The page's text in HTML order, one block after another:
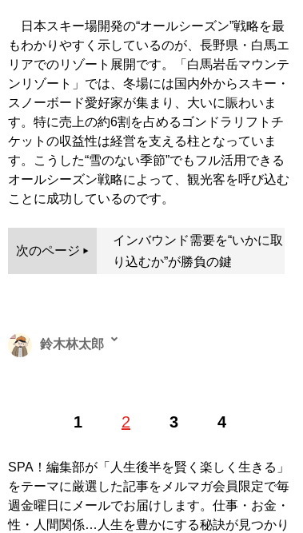
日本スキー場開発の“オールシーズン”戦略を最
もわかりやすく示しているのが、長野県・白馬エ
リアでのリゾート展開です。「白馬岩岳マウンテ
ンリゾート」では、冬場には国内外からスキー・
スノーボード愛好家が集まり、大いに賑わいま
す。特に売上の約6割を占めるゴンドラリフトチ
ケットの収益性は経営を支える柱となっていま
す。こうした“雪のない季節”でもフル活用できる
オールシーズン戦略によって、観光客を呼び込む
ことに成功しているのです。
次のページ
インバウンド需要を“いかに取
り込むか”が勝負の鍵
1 2 3 4
鈴木林太郎
品の収集がライフワーク。どちらも長期投資を前提に、
メインなので、主に米国経済や米国企業の最新情報のお
届けを心掛けています。Webメディアを中心に米国株に
まつわる記事の執筆多数 X（旧ツイッター）：
@usjp_economist
SPA！編集部が「人生後半を賢く楽しく生きる」
をテーマに厳選した記事をメルマガ会員限定で毎
週金曜日にメールでお届けします。仕事・お金・
性・人間関係…人生を豊かにする秘訣が見つかり